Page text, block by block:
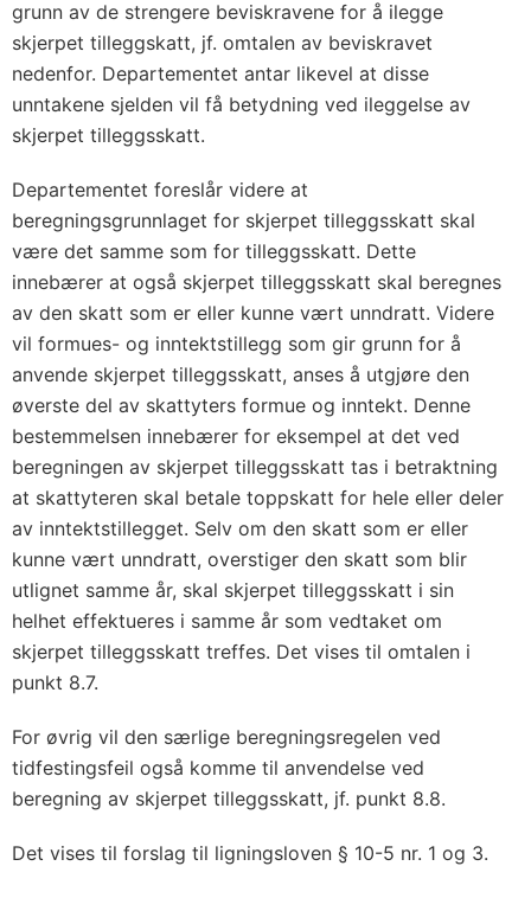
grunn av de strengere beviskravene for å ilegge
skjerpet tilleggskatt, jf. omtalen av beviskravet
nedenfor. Departementet antar likevel at disse
unntakene sjelden vil få betydning ved ileggelse av
skjerpet tilleggsskatt.
Departementet foreslår videre at
beregningsgrunnlaget for skjerpet tilleggsskatt skal
være det samme som for tilleggsskatt. Dette
innebærer at også skjerpet tilleggsskatt skal beregnes
av den skatt som er eller kunne vært unndratt. Videre
vil formues- og inntektstillegg som gir grunn for å
anvende skjerpet tilleggsskatt, anses å utgjøre den
øverste del av skattyters formue og inntekt. Denne
bestemmelsen innebærer for eksempel at det ved
beregningen av skjerpet tilleggsskatt tas i betraktning
at skattyteren skal betale toppskatt for hele eller deler
av inntektstillegget. Selv om den skatt som er eller
kunne vært unndratt, overstiger den skatt som blir
utlignet samme år, skal skjerpet tilleggsskatt i sin
helhet effektueres i samme år som vedtaket om
skjerpet tilleggsskatt treffes. Det vises til omtalen i
punkt 8.7.
For øvrig vil den særlige beregningsregelen ved
tidfestingsfeil også komme til anvendelse ved
beregning av skjerpet tilleggsskatt, jf. punkt 8.8.
Det vises til forslag til ligningsloven § 10-5 nr. 1 og 3.